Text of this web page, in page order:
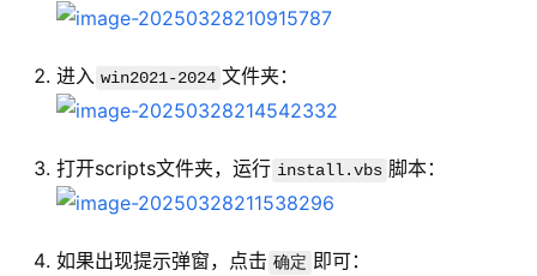
进入 win2021-2024 文件夹：
打开scripts文件夹，运行 install.vbs 脚本：
如果出现提示弹窗，点击 确定 即可：